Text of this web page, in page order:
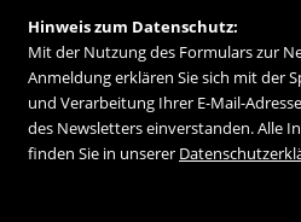
Hinweis zum Datenschutz:
Mit der Nutzung des Formulars zur
Anmeldung erklären Sie sich mit der
und Verarbeitung Ihrer E-Mail-
des Newsletters einverstanden. Alle
finden Sie in unserer